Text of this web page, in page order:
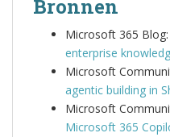
Bronnen
Microsoft 365 Blog:
enterprise
Microsoft
agentic building in
Microsoft
Microsoft 365